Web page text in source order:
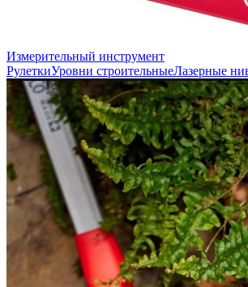
Измерительный инструмент
РулеткиУровни строительныеЛазерные